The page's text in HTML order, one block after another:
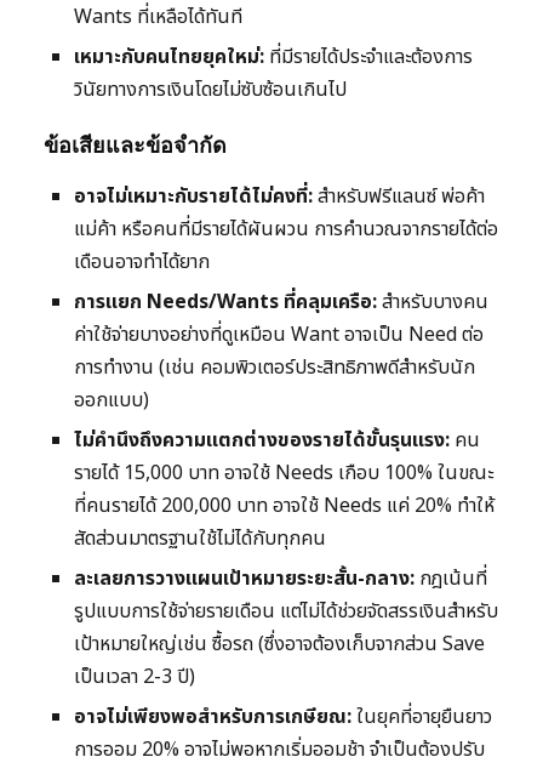
Wants ที่เหลือได้ทันที
เหมาะกับคนไทยยุคใหม่: ที่มีรายได้ประจำและต้องการ
วินัยทางการเงินโดยไม่ซับซ้อนเกินไป
ข้อเสียและข้อจำกัด
อาจไม่เหมาะกับรายได้ไม่คงที่:สำหรับฟรีแลนซ์ พ่อค้า
แม่ค้า หรือคนที่มีรายได้ผันผวน การคำนวณจากรายได้ต่อ
เดือนอาจทำได้ยาก
การแยก Needs/Wants ที่คลุมเครือ:สำหรับบางคน
ค่าใช้จ่ายบางอย่างที่ดูเหมือน Want อาจเป็น Need ต่อ
การทำงาน (เช่น คอมพิวเตอร์ประสิทธิภาพดีสำหรับนัก
ออกแบบ)
ไม่คำนึงถึงความแตกต่างของรายได้ขั้นรุนแรง: คน
รายได้ 15,000 บาท อาจใช้ Needs เกือบ 100% ในขณะ
ที่คนรายได้ 200,000 บาท อาจใช้ Needs แค่ 20% ทำให้
สัดส่วนมาตรฐานใช้ไม่ได้กับทุกคน
ละเลยการวางแผนเป้าหมายระยะสั้น-กลาง: กฎเน้นที่
รูปแบบการใช้จ่ายรายเดือน แต่ไม่ได้ช่วยจัดสรรเงินสำหรับ
เป้าหมายใหญ่เช่น ซื้อรถ (ซึ่งอาจต้องเก็บจากส่วน Save
เป็นเวลา 2-3 ปี)
อาจไม่เพียงพอสำหรับการเกษียณ:ในยุคที่อายุยืนยาว
การออม 20% อาจไม่พอหากเริ่มออมช้า จำเป็นต้องปรับ